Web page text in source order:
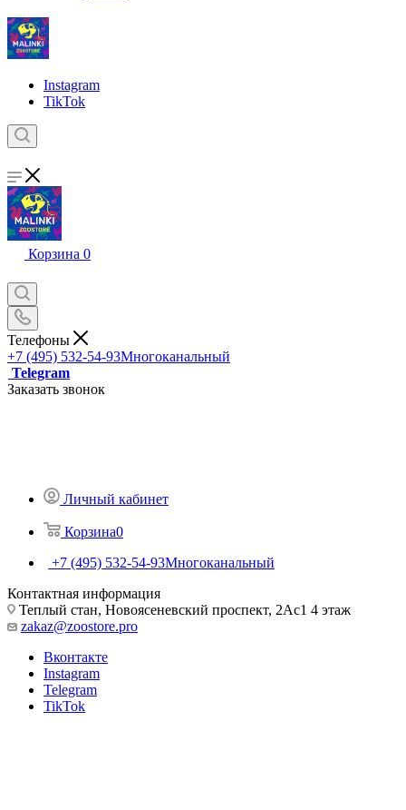
Instagram
TikTok
Корзина 0
Телефоны
+7 (495) 532-54-93Многоканальный
Telegram
Заказать звонок
Личный кабинет
Корзина0
+7 (495) 532-54-93Многоканальный
Контактная информация
Теплый стан, Новоясеневский проспект, 2Ас1 4 этаж
zakaz@zoostore.pro
Вконтакте
Instagram
Telegram
TikTok